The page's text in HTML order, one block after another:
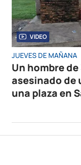
VIDEO
JUEVES DE MAÑANA
Un hombre
asesinado de
una plaza en